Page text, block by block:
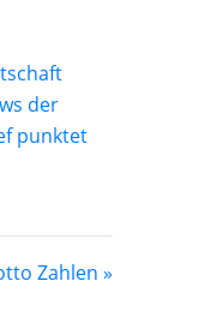
der
punktet
Zahlen »